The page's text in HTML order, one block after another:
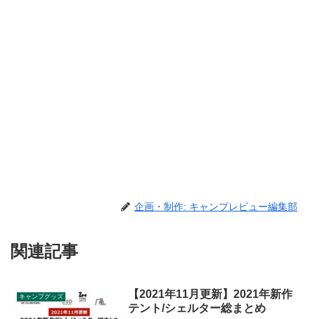
企画・制作: キャンプレビュー編集部
関連記事
キャンプグッズ
【2021年11月更新】2021年新作
テント/シェルター総まとめ